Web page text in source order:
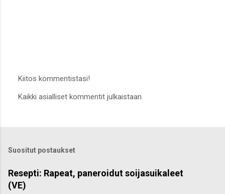
ä
o
m
n
Kiitos kommentistasi!
Kaikki asialliset kommentit julkaistaan.
Suositut postaukset
Resepti: Rapeat, paneroidut soijasuikaleet
(VE)